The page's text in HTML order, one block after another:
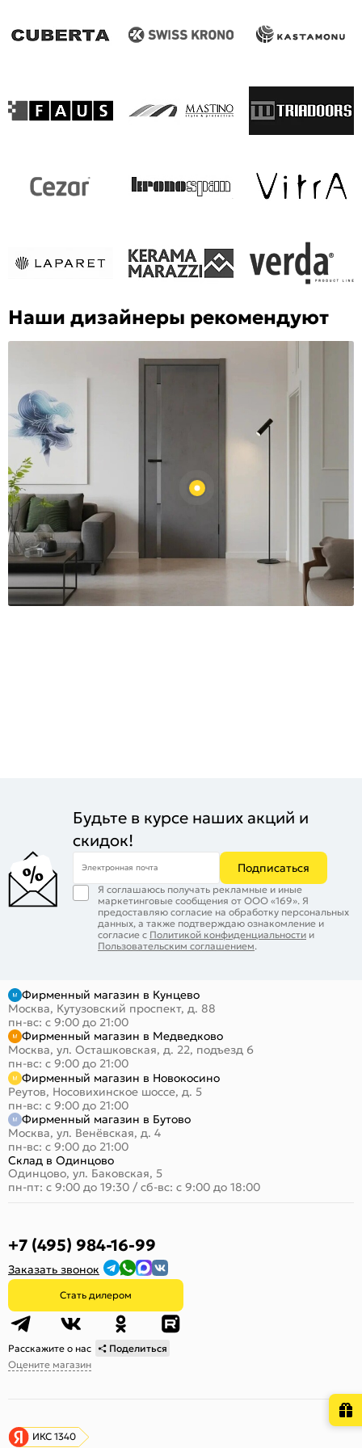
Наши дизайнеры рекомендуют
Будьте в курсе наших акций и
скидок!
Электронная почта Подписаться
Я соглашаюсь получать рекламные и иные
маркетинговые сообщения от ООО «169». Я
предоставляю согласие на обработку персональных
данных, а также подтверждаю ознакомление и
согласие с Политикой конфиденциальности и
Пользовательским соглашением.
Фирменный магазин в Кунцево
Москва, Кутузовский проспект, д. 88
пн-вс: с 9:00 до 21:00
Фирменный магазин в Медведково
Москва, ул. Осташковская, д. 22, подъезд 6
пн-вс: с 9:00 до 21:00
Фирменный магазин в Новокосино
Реутов, Носовихинское шоссе, д. 5
пн-вс: с 9:00 до 21:00
Фирменный магазин в Бутово
Москва, ул. Венёвская, д. 4
пн-вс: с 9:00 до 21:00
Склад в Одинцово
Одинцово, ул. Баковская, 5
пн-пт: с 9:00 до 19:30 / сб-вс: с 9:00 до 18:00
+7 (495) 984-16-99
Заказать звонок
Стать дилером
Расскажите о нас
Поделиться
Оцените магазин
ИКС 1340